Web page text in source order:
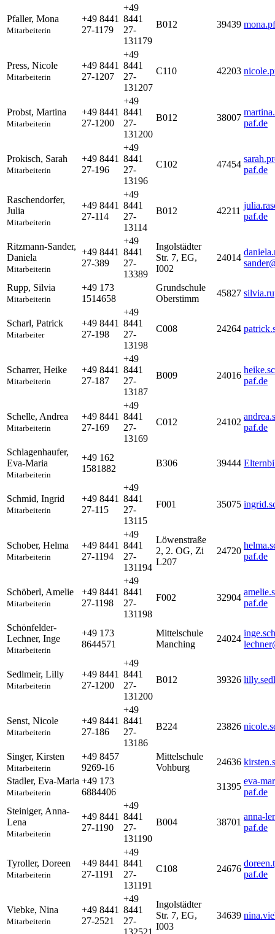
Pfaller, Mona
Mitarbeiterin
+49 8441
27-1179
+49
8441
27-
131179
B012 39439
Press, Nicole
Mitarbeiterin
+49 8441
27-1207
+49
8441
27-
131207
C110 42203
Probst, Martina
Mitarbeiterin
+49 8441
27-1200
+49
8441
27-
131200
B012 38007
paf.de
Prokisch, Sarah
Mitarbeiterin
+49 8441
27-196
+49
8441
27-
13196
C102 47454
paf.de
Raschendorfer,
Julia
Mitarbeiterin
+49 8441
27-114
+49
8441
27-
13114
B012 42211
paf.de
Ritzmann-Sander,
Daniela
Mitarbeiterin
+49 8441
27-389
+49
8441
27-
13389
Ingolstädter
Str. 7, EG,
I002
24014
Rupp, Silvia
Mitarbeiterin
+49 173
1514658
Grundschule
Oberstimm
45827
Scharl, Patrick
Mitarbeiter
+49 8441
27-198
+49
8441
27-
13198
C008 24264
Scharrer, Heike
Mitarbeiterin
+49 8441
27-187
+49
8441
27-
13187
B009 24016
paf.de
Schelle, Andrea
Mitarbeiterin
+49 8441
27-169
+49
8441
27-
13169
C012 24102
paf.de
Schlagenhaufer,
Eva-Maria
Mitarbeiterin
+49 162
1581882
B306 39444
Schmid, Ingrid
Mitarbeiterin
+49 8441
27-115
+49
8441
27-
13115
F001 35075
Schober, Helma
Mitarbeiterin
+49 8441
27-1194
+49
8441
27-
131194
Löwenstraße
2, 2. OG, Zi
L207
24720
paf.de
Schöberl, Amelie
Mitarbeiterin
+49 8441
27-1198
+49
8441
27-
131198
F002 32904
paf.de
Schönfelder-
Lechner, Inge
Mitarbeiterin
+49 173
8644571
Mittelschule
Manching
24024
Sedlmeir, Lilly
Mitarbeiterin
+49 8441
27-1200
+49
8441
27-
131200
B012 39326
Senst, Nicole
Mitarbeiterin
+49 8441
27-186
+49
8441
27-
13186
B224 23826
Singer, Kirsten
Mitarbeiterin
+49 8457
9269-16
Mittelschule
Vohburg
24636
Stadler, Eva-Maria
Mitarbeiterin
+49 173
6884406
31395
eva-
paf.de
Steiniger, Anna-
Lena
Mitarbeiterin
+49 8441
27-1190
+49
8441
27-
131190
B004 38701
anna-
paf.de
Tyroller, Doreen
Mitarbeiterin
+49 8441
27-1191
+49
8441
27-
131191
C108 24676
paf.de
Viebke, Nina
Mitarbeiterin
+49 8441
27-2521
+49
8441
27-
132521
Ingolstädter
Str. 7, EG,
I003
34639